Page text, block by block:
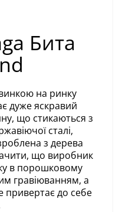
Бита
на ринку
дуже яскравий
що стикаються з
сталі,
з дерева
що виробник
в порошковому
гравіюванням, а
привертає до себе